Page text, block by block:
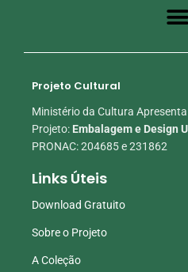
Projeto Cultural
Ministério da Cultura Apresenta
Projeto: Embalagem e Design
PRONAC: 204685 e 231862
Links Úteis
Download Gratuito
Sobre o Projeto
A Coleção